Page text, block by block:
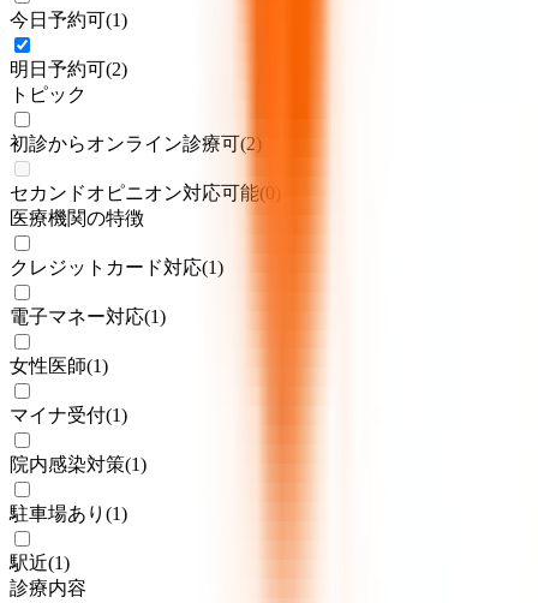
今日予約可(1)
明日予約可(2)
トピック
初診からオンライン診療可(2)
セカンドオピニオン対応可能(0 )
医療機関の特徴
クレジットカード対応(1)
電子マネー対応(1)
女性医師(1)
マイナ受付(1)
院内感染対策(1)
駐車場あり (1)
駅近(1)
診療内容